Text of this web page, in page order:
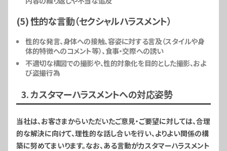
(5) 性的な言動（セクシャルハラスメント）
性的な発言、身体への接触、容姿に対する言及（スタイルや身
体的特徴へのコメント等）、食事・交際への誘い
不適切な構図での撮影や、性的対象化を目的とした撮影、およ
び盗撮行為
3. カスタマーハラスメントへの対応姿勢
当社は、お客さまからいただいたご意見・ご要望に対しては、合理
的な解決に向けて、理性的な話し合いを行い、よりよい関係の構
築に努めてまいります。なお、ある言動がカスタマーハラスメント